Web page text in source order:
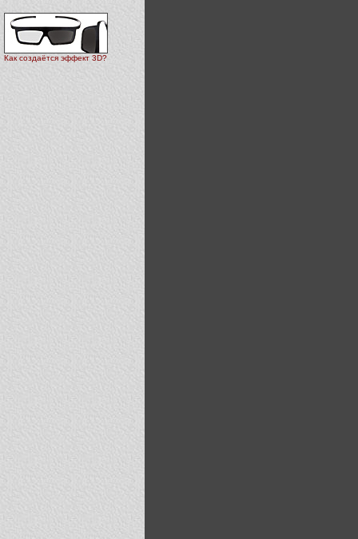
Как создаётся эффект 3D?